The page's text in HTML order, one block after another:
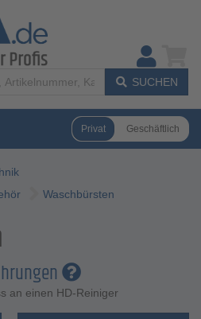
SUCHEN
Privat Geschäftlich
Waschbürsten
an einen HD-Reiniger